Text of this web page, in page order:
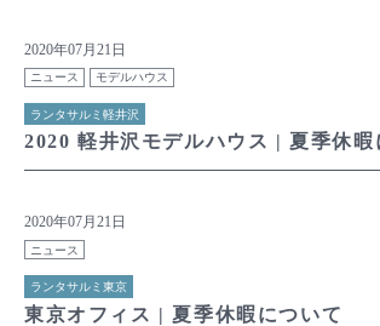
2020年07月21日
ニュース モデルハウス
ランタサルミ軽井沢
2020 軽井沢モデルハウス | 夏季休暇
2020年07月21日
ニュース
ランタサルミ東京
東京オフィス | 夏季休暇について